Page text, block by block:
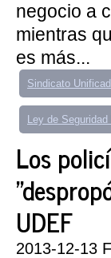
negocio a
mientras
es más...
Sindicato
Ley de
Los
UDEF
2013-12-13